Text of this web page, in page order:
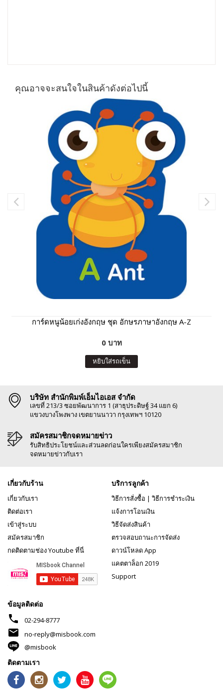
คุณอาจจะสนใจในสินค้าดังต่อไปนี้
การ์ดหนูน้อยเก่งอังกฤษ ชุด อักษรภาษาอังกฤษ A-Z
0 บาท
หยิบใส่รถเข็น
บริษัท สำนักพิมพ์เอ็มไอเอส จำกัด
เลขที่ 213/3 ซอยพัฒนาการ 1 (สาธุประดิษฐ์ 34 แยก 6)
แขวงบางโพงพาง เขตยานนาวา กรุงเทพฯ 10120
สมัครสมาชิกจดหมายข่าว
รับสิทธิประโยชน์และส่วนลดก่อนใครเพียงสมัครสมาชิก
จดหมายข่าวกับเรา
เกี่ยวกับร้าน
เกี่ยวกับเรา
ติดต่อเรา
เข้าสู่ระบบ
สมัครสมาชิก
กดติดตามช่อง Youtube ที่นี่
บริการลูกค้า
วิธีการสั่งซื้อ | วิธีการชำระเงิน
แจ้งการโอนเงิน
วิธีจัดส่งสินค้า
ตรวจสอบถานะการจัดส่ง
ดาวน์โหลด App
แคตตาล็อก 2019
Support
ข้อมูลติดต่อ
phone 02-294-8777
mail
no-reply@misbook.com
@misbook
ติดตามเรา